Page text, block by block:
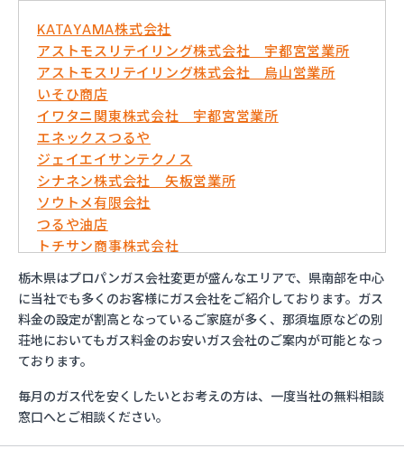
KATAYAMA株式会社
アストモスリテイリング株式会社 宇都宮営業所
アストモスリテイリング株式会社 烏山営業所
いそひ商店
イワタニ関東株式会社 宇都宮営業所
エネックスつるや
ジェイエイサンテクノス
シナネン株式会社 矢板営業所
ソウトメ有限会社
つるや油店
トチサン商事株式会社
フジオックス株式会社 宇都宮営業所
マイシティプロパンガス
ミライフ株式会社 大田原店
烏山プロパン株式会社
烏山通運株式会社プロパンガス
益田屋プロパン有限会社
横川食販株式会社 一里販売所
横川食販株式会社一里販売所
栃木県はプロパンガス会社変更が盛んなエリアで、県南部を中心
に当社でも多くのお客様にガス会社をご紹介しております。ガス
料金の設定が割高となっているご家庭が多く、那須塩原などの別
荘地においてもガス料金のお安いガス会社のご案内が可能となっ
ております。
毎月のガス代を安くしたいとお考えの方は、一度当社の無料相談
窓口へとご相談ください。